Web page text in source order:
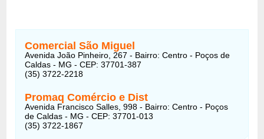
Comercial São Miguel
Avenida João Pinheiro, 267 - Bairro: Centro - Poços de
Caldas - MG - CEP: 37701-387
(35) 3722-2218
Promaq Comércio e Dist
Avenida Francisco Salles, 998 - Bairro: Centro - Poços
de Caldas - MG - CEP: 37701-013
(35) 3722-1867